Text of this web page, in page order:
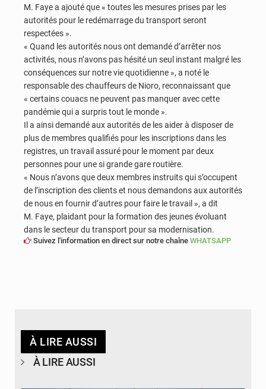
M. Faye a ajouté que « toutes les mesures prises par les
autorités pour le redémarrage du transport seront
respectées ».
« Quand les autorités nous ont demandé d’arrêter nos
activités, nous n’avons pas hésité un seul instant malgré les
conséquences sur notre vie quotidienne », a noté le
responsable des chauffeurs de Nioro, reconnaissant que
« certains couacs ne peuvent pas manquer avec cette
pandémie qui a surpris tout le monde ».
Il a ainsi demandé aux autorités de les aider à disposer de
plus de membres qualifiés pour les inscriptions dans les
registres, un travail assuré pour le moment par deux
personnes pour une si grande gare routière.
« Nous n’avons que deux membres instruits qui s’occupent
de l’inscription des clients et nous demandons aux autorités
de nous en fournir d’autres pour faire le travail », a dit
M. Faye, plaidant pour la formation des jeunes évoluant
dans le secteur du transport pour sa modernisation.
Suivez l'information en direct sur notre chaîne WHATSAPP
À LIRE AUSSI
À LIRE AUSSI